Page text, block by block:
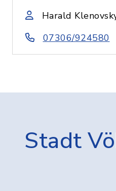
Harald
07306/924580
Stadt